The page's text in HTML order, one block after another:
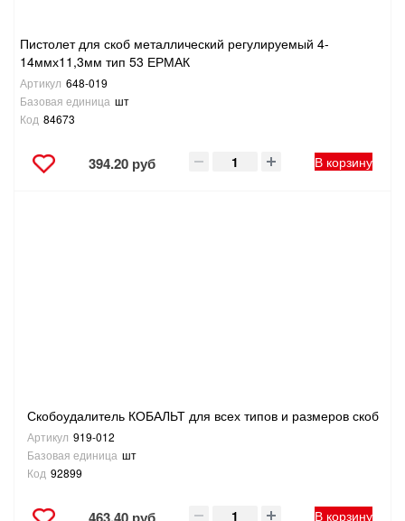
Пистолет для скоб металлический регулируемый 4-
14ммх11,3мм тип 53 ЕРМАК
Артикул 648-019
Базовая единица шт
Код 84673
394.20 руб В корзину
Скобоудалитель КОБАЛЬТ для всех типов и размеров скоб
Артикул 919-012
Базовая единица шт
Код 92899
В корзину